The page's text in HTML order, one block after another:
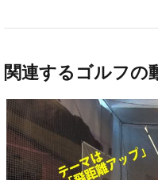
関連するゴルフの